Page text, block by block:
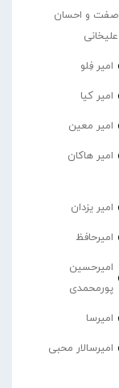
صفت و احسان
علیخانی
امیر فِلو
امیر کیا
امیر معین
امیر هاکان
امیر یزدان
امیرحافظ
امیرحسین
پورمحمدی
امیرسا
امیرسالار محبی